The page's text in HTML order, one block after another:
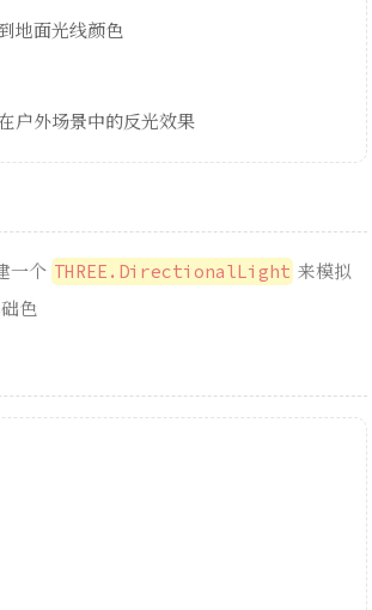
地面光线颜色
户外场景中的反光效果
一个 THREE.DirectionalLight 来模拟
色